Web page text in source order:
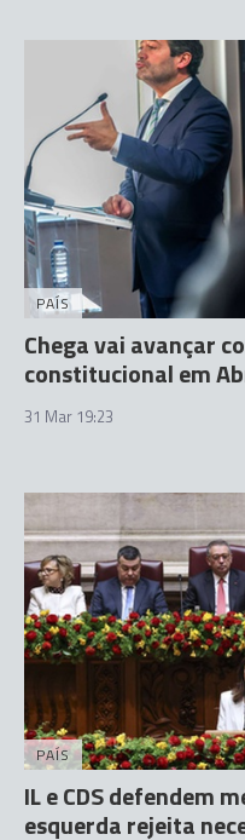
PAÍS
Chega vai avançar
constitucional em
31 Mar 19:23
PAÍS
IL e CDS defendem
esquerda rejeita